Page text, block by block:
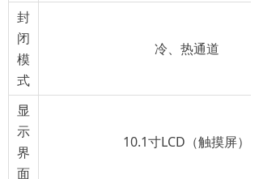
封
闭
模
式
冷、热通道
显
示
界
面
10.1寸LCD（触摸屏）